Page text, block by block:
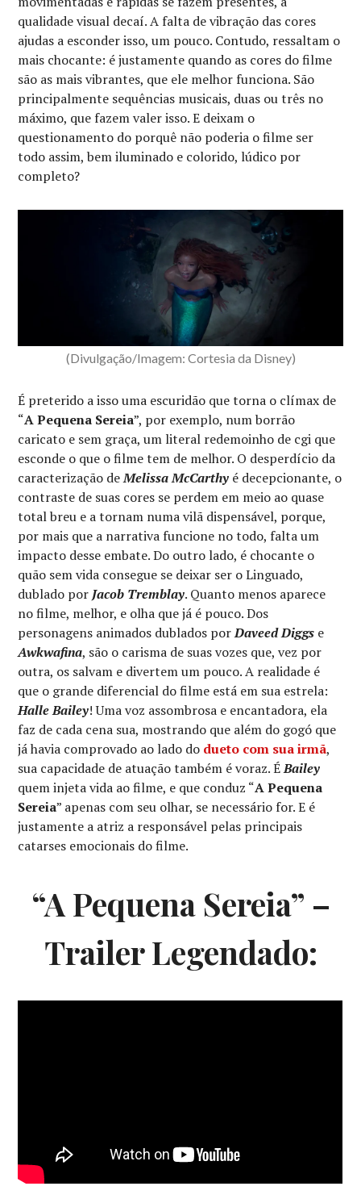
qualidade visual decaí. A falta de vibração das cores
ajudas a esconder isso, um pouco. Contudo, ressaltam o
mais chocante: é justamente quando as cores do filme
são as mais vibrantes, que ele melhor funciona. São
principalmente sequências musicais, duas ou três no
máximo, que fazem valer isso. E deixam o
questionamento do porquê não poderia o filme ser
todo assim, bem iluminado e colorido, lúdico por
completo?
(Divulgação/Imagem: Cortesia da Disney)
É preterido a isso uma escuridão que torna o clímax de
“A Pequena Sereia”, por exemplo, num borrão
caricato e sem graça, um literal redemoinho de cgi que
esconde o que o filme tem de melhor. O desperdício da
caracterização deMelissa McCarthy é decepcionante, o
contraste de suas cores se perdem em meio ao quase
total breu e a tornam numa vilã dispensável, porque,
por mais que a narrativa funcione no todo, falta um
impacto desse embate. Do outro lado, é chocante o
quão sem vida consegue se deixar ser o Linguado,
dublado por Jacob Tremblay. Quanto menos aparece
no filme, melhor, e olha que já é pouco. Dos
personagens animados dublados porDaveed Diggs e
Awkwafina, são o carisma de suas vozes que, vez por
outra, os salvam e divertem um pouco. A realidade é
que o grande diferencial do filme está em sua estrela:
Halle Bailey! Uma voz assombrosa e encantadora, ela
faz de cada cena sua, mostrando que além do gogó que
já havia comprovado ao lado do dueto com sua irmã,
sua capacidade de atuação também é voraz. ÉBailey
quem injeta vida ao filme, e que conduz “A Pequena
Sereia” apenas com seu olhar, se necessário for. E é
justamente a atriz a responsável pelas principais
catarses emocionais do filme.
“A Pequena Sereia” –
Trailer Legendado: